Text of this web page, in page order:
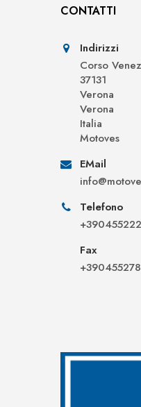
CONTATTI
Indirizzi
Corso
37131
Verona
Verona
Italia
Motoves
EMail
Telefono
Fax